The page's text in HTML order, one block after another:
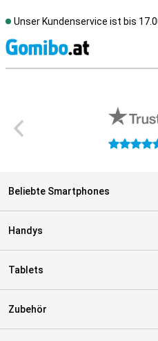
Unser Kundenservice ist bis
4.9 Sterne
Beliebte Smartphones
Handys
Tablets
Zubehör